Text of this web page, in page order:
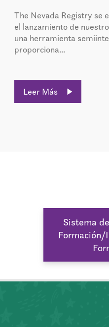
The Nevada Registry se
el lanzamiento de
una herramienta
proporciona...
Leer Más
Sistema
Formación/